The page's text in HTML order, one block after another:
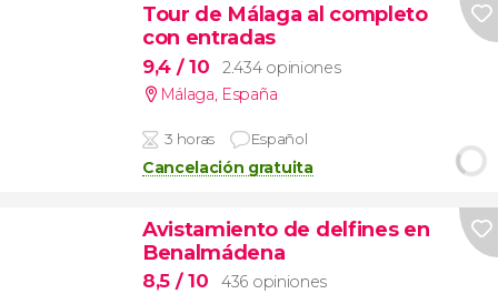
Tour de Málaga al completo
con entradas
9,4 / 10
2.434 opiniones
Málaga, España
3 horas Español
Cancelación gratuita
Avistamiento de delfines en
Benalmádena
8,5 / 10 436 opiniones